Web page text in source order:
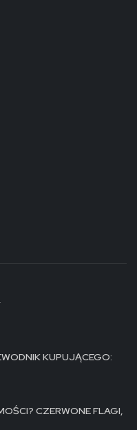
KUPUJĄCEGO:
CZERWONE FLAGI,